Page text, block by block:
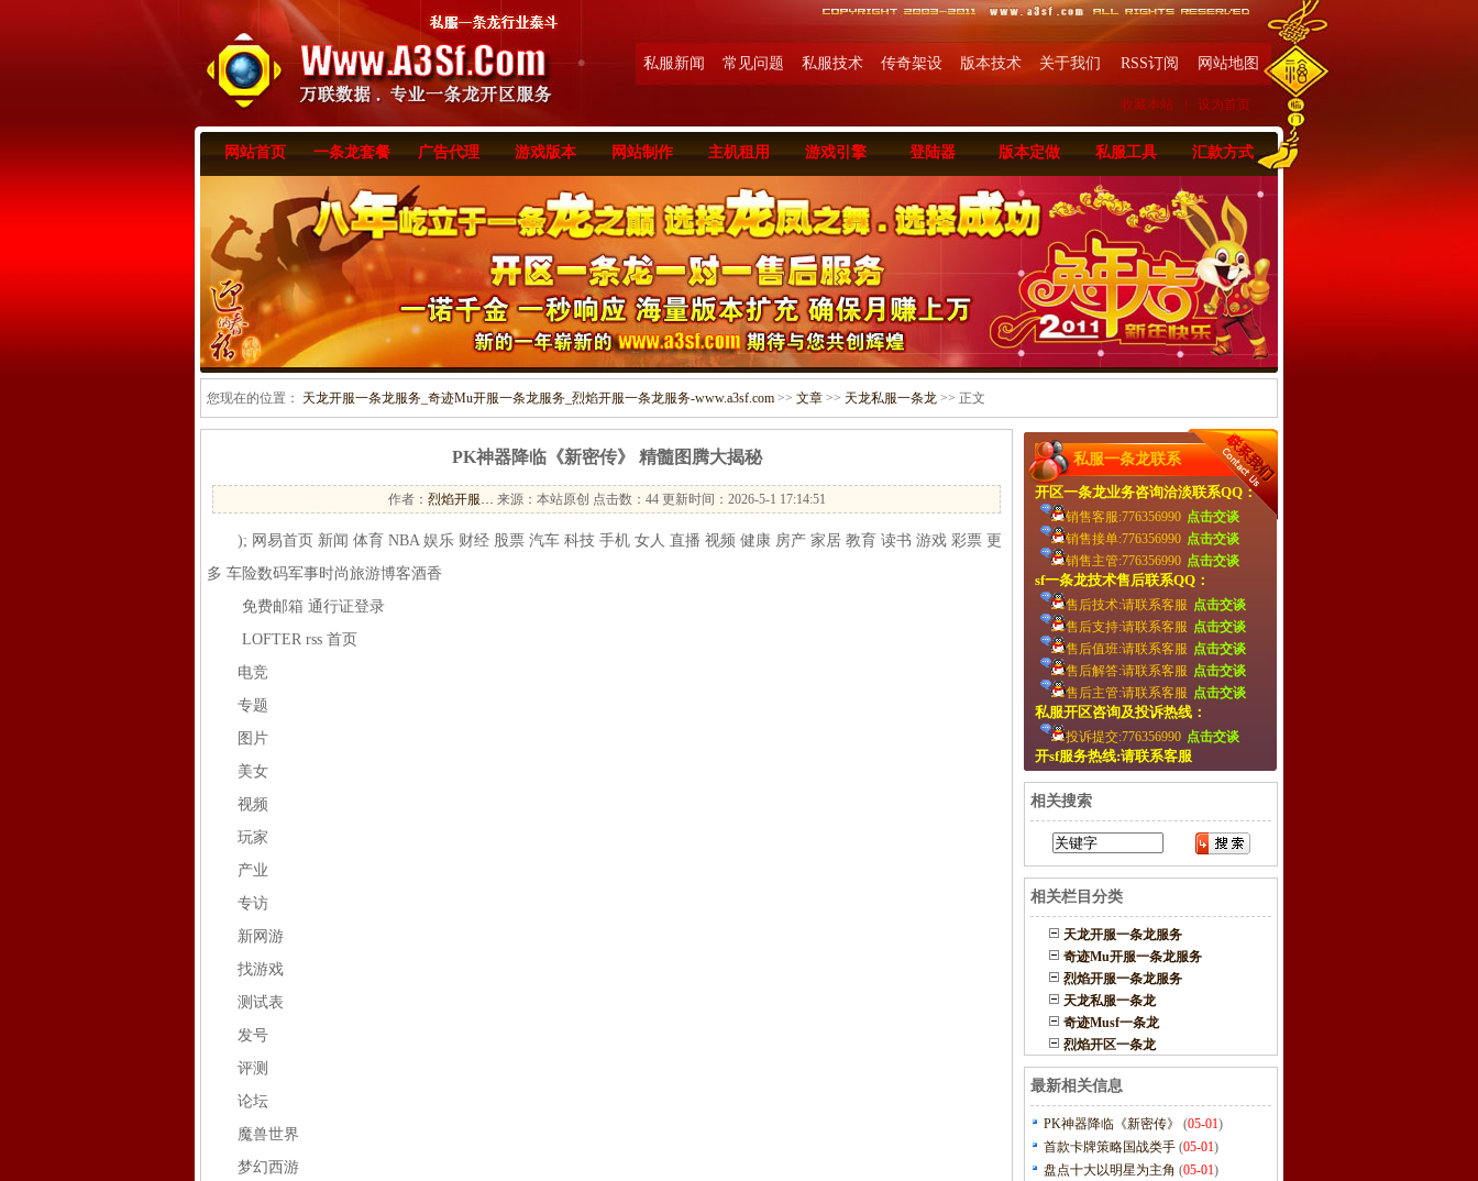
私服新闻 常见问题 私服技术 传奇架设 版本技术 关于我们 RSS订阅 网站地图
收藏本站 设为首页
网站首页 一条龙套餐 广告代理 游戏版本 网站制作 主机租用 游戏引擎 登陆器 版本定做 私服工具 汇款方式
您现在的位置： 天龙开服一条龙服务_奇迹Mu开服一条龙服务_烈焰开服一条龙服务-www.a3sf.com >> 文章 >> 天龙私服一条龙 >> 正文
PK神器降临《新密传》 精髓图腾大揭秘
作者： 烈焰开服… 来源：本站原创 点击数： 44 更新时间：2026-5-1 17:14:51
); 网易首页 新闻 体育 NBA 娱乐 财经 股票 汽车 科技 手机 女人 直播 视频 健康 房产 家居 教育 读书 游戏 彩票 更
多 车险数码军事时尚旅游博客酒香
免费邮箱 通行证登录
LOFTER rss 首页
电竞
专题
图片
美女
视频
玩家
产业
专访
新网游
找游戏
测试表
发号
评测
论坛
魔兽世界
梦幻西游
私服一条龙联系
开区一条龙业务咨询洽淡联系QQ：
销售客服:776356990 点击交谈
销售接单:776356990 点击交谈
销售主管:776356990 点击交谈
sf一条龙技术售后联系QQ：
售后技术:请联系客服 点击交谈
售后支持:请联系客服 点击交谈
售后值班:请联系客服 点击交谈
售后解答:请联系客服 点击交谈
售后主管:请联系客服 点击交谈
私服开区咨询及投诉热线：
投诉提交:776356990 点击交谈
开sf服务热线:请联系客服
相关搜索
相关栏目分类
天龙开服一条龙服务
奇迹Mu开服一条龙服务
烈焰开服一条龙服务
天龙私服一条龙
奇迹Musf一条龙
烈焰开区一条龙
最新相关信息
PK神器降临《新密传》 (05-01)
首款卡牌策略国战类手 (05-01)
盘点十大以明星为主角 (05-01)